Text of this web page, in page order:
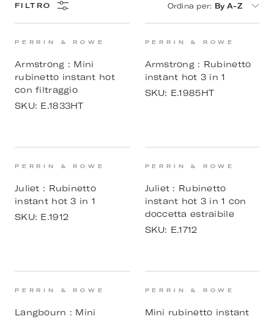
FILTRO Ordina per: By A-Z
PERRIN & ROWE
Armstrong : Mini
rubinetto instant hot
con filtraggio
SKU: E.1833HT
PERRIN & ROWE
Armstrong : Rubinetto
instant hot 3 in 1
SKU: E.1985HT
PERRIN & ROWE
Juliet : Rubinetto
instant hot 3 in 1
SKU: E.1912
PERRIN & ROWE
Juliet : Rubinetto
instant hot 3 in 1 con
doccetta estraibile
SKU: E.1712
PERRIN & ROWE
Langbourn : Mini
PERRIN & ROWE
Mini rubinetto instant